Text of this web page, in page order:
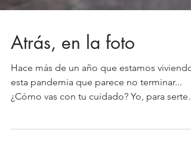
Atrás, en la foto
Hace más de un año que estamos viviendo